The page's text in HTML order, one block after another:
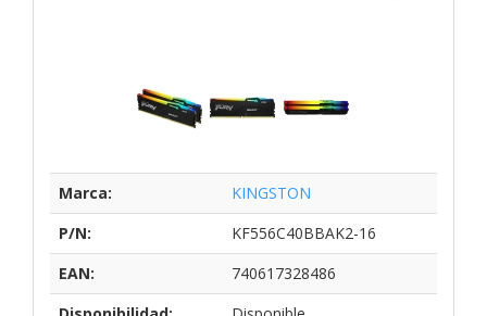
Marca:
KINGSTON
P/N:
KF556C40BBAK2-16
EAN:
740617328486